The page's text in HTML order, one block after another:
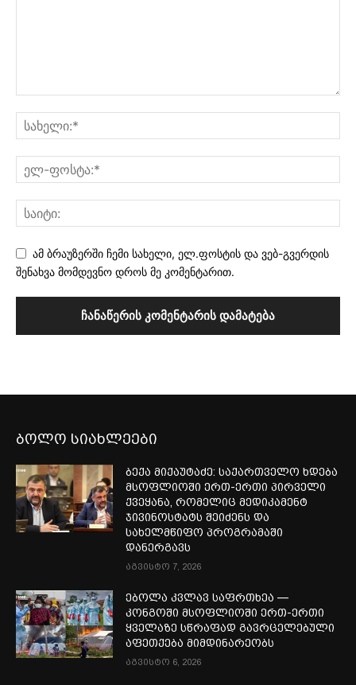
ამ ბრაუზერში ჩემი სახელი, ელ.ფოსტის და ვებ-გვერდის
შენახვა მომდევნო დროს მე კომენტარით.
ბოლო სიახლეები
ბექა მიქაუტაძე: საქართველო ხდება
მსოფლიოში ერთ-ერთი პირველი
ქვეყანა, რომელიც მედიკამენტ
ჯივინოსტატს შეიძენს და
სახელმწიფო პროგრამაში
დანერგავს
აგვისტო 7, 2026
ებოლა კვლავ საფრთხეა —
კონგოში მსოფლიოში ერთ-ერთი
ყველაზე სწრაფად გავრცელებული
აფეთქება მიმდინარეობს
აგვისტო 6, 2026